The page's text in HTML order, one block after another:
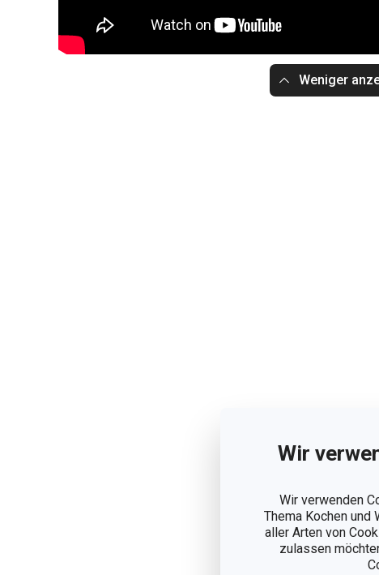
Wir
Wir verwenden
Thema Kochen und
aller Arten von
zulassen
Weniger